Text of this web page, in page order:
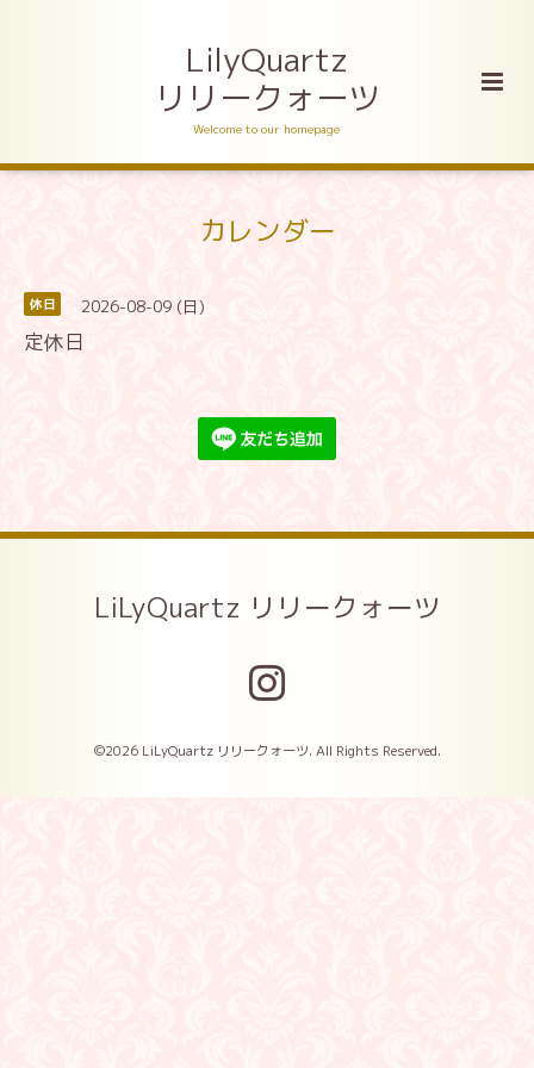
LilyQuartz
リリークォーツ
Welcome to our homepage
カレンダー
休日 2026-08-09 (日)
定休日
LiLyQuartz リリークォーツ
©2026 LiLyQuartz リリークォーツ. All Rights Reserved.